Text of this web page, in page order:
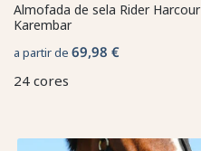
Almofada de sela Rider Harcour
Karembar
a partir de 69,98 €
24 cores